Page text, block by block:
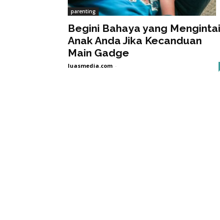
parenting
Begini Bahaya yang Mengintai
Anak Anda Jika Kecanduan
Main Gadge
luasmedia.com -